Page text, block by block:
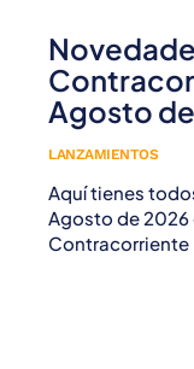
Agosto
LANZAMIENTOS
Aquí tienes
Agosto de 2026
Contracorriente